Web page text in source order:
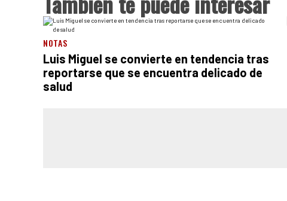
NOTAS
Luis Miguel se convierte en tendencia tras
reportarse que se encuentra delicado de
salud